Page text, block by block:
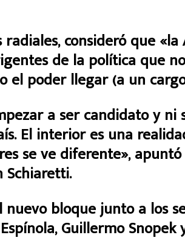
radiales, consideró que
de la política que
el poder llegar (a un
a ser candidato y
El interior es una
se ve diferente»,
Schiaretti.
bloque junto a los
Guillermo